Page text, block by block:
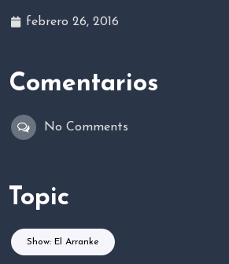
febrero 26, 2016
Comentarios
No Comments
Topic
Show: El Arranke